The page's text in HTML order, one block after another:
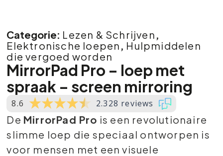
Categorie: Lezen & Schrijven ,
Elektronische loepen , Hulpmiddelen
die vergoed worden
MirrorPad Pro – loep met
spraak – screen mirroring
8.6 2.328 reviews
De MirrorPad Pro is een revolutionaire
slimme loep die speciaal ontworpen is
voor mensen met een visuele